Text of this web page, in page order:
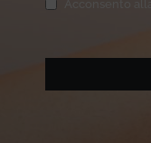
Acconsento